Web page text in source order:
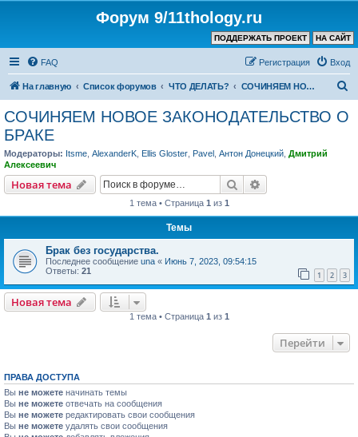
Форум 9/11thology.ru
НА САЙТ
ПОДДЕРЖАТЬ ПРОЕКТ
FAQ Вход
Регистрация
На главную Список форумов ЧТО ДЕЛАТЬ? СОЧИНЯЕМ НОВОЕ ЗАКОНОДАТЕЛЬСТВО О БРАКЕ
СОЧИНЯЕМ НОВОЕ ЗАКОНОДАТЕЛЬСТВО О
БРАКЕ
Модераторы: Itsme AlexanderK Ellis Gloster Pavel Антон Донецкий Дмитрий
Алексеевич
Новая тема Поиск
1 тема • Страница 1 из 1
Темы
Брак без государства.
Последнее сообщение una « Июнь 7, 2023, 09:54:15
Ответы: 21 1 2 3
Новая тема
1 тема • Страница 1 из 1
Перейти
ПРАВА ДОСТУПА
Вы не можете начинать темы
Вы не можете отвечать на сообщения
Вы не можете редактировать свои сообщения
Вы не можете удалять свои сообщения